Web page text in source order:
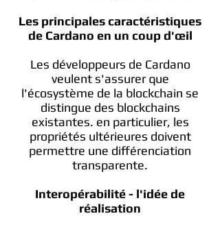
Les principales caractéristiques
de Cardano en un coup d'œil
Les développeurs de Cardano
veulent s'assurer que
l'écosystème de la blockchain se
distingue des blockchains
existantes. en particulier, les
propriétés ultérieures doivent
permettre une différenciation
transparente.
Interopérabilité - l'idée de
réalisation